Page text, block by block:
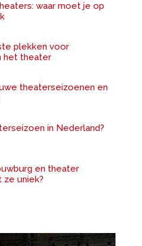
waar moet je op
plekken voor
het theater
theaterseizoenen en
in Nederland?
en theater
ze uniek?